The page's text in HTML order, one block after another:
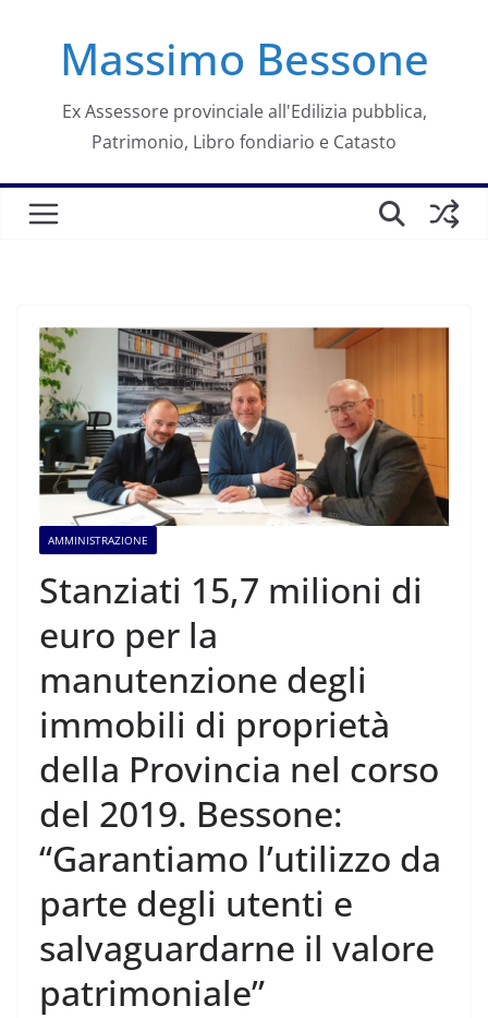
contenutoMassimo Bessone
Ex Assessore provinciale all'Edilizia pubblica,
Patrimonio, Libro fondiario e Catasto
AMMINISTRAZIONE
Stanziati 15,7 milioni di
euro per la
manutenzione degli
immobili di proprietà
della Provincia nel corso
del 2019. Bessone:
“Garantiamo l’utilizzo da
parte degli utenti e
salvaguardarne il valore
patrimoniale”